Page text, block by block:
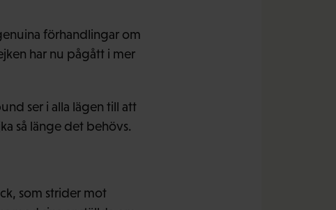
förhandlingar om
har nu pågått i mer
ser i alla lägen till att
så länge det behövs.
som strider mot